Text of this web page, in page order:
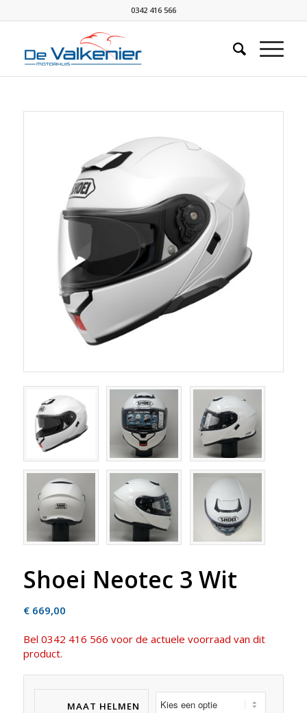
0342 416 566
Shoei Neotec 3 Wit
€669,00
Bel 0342 416 566 voor de actuele voorraad van dit
product.
MAAT HELMEN